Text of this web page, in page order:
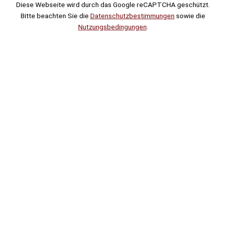
Diese Webseite wird durch das Google reCAPTCHA geschützt.
Bitte beachten Sie die Datenschutzbestimmungen sowie die
Nutzungsbedingungen